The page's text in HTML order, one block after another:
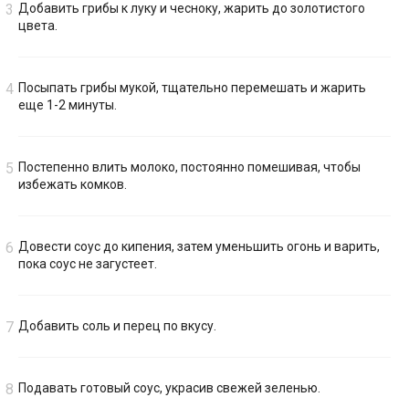
Добавить грибы к луку и чесноку, жарить до золотистого
цвета.
Посыпать грибы мукой, тщательно перемешать и жарить
еще 1-2 минуты.
Постепенно влить молоко, постоянно помешивая, чтобы
избежать комков.
Довести соус до кипения, затем уменьшить огонь и варить,
пока соус не загустеет.
Добавить соль и перец по вкусу.
Подавать готовый соус, украсив свежей зеленью.